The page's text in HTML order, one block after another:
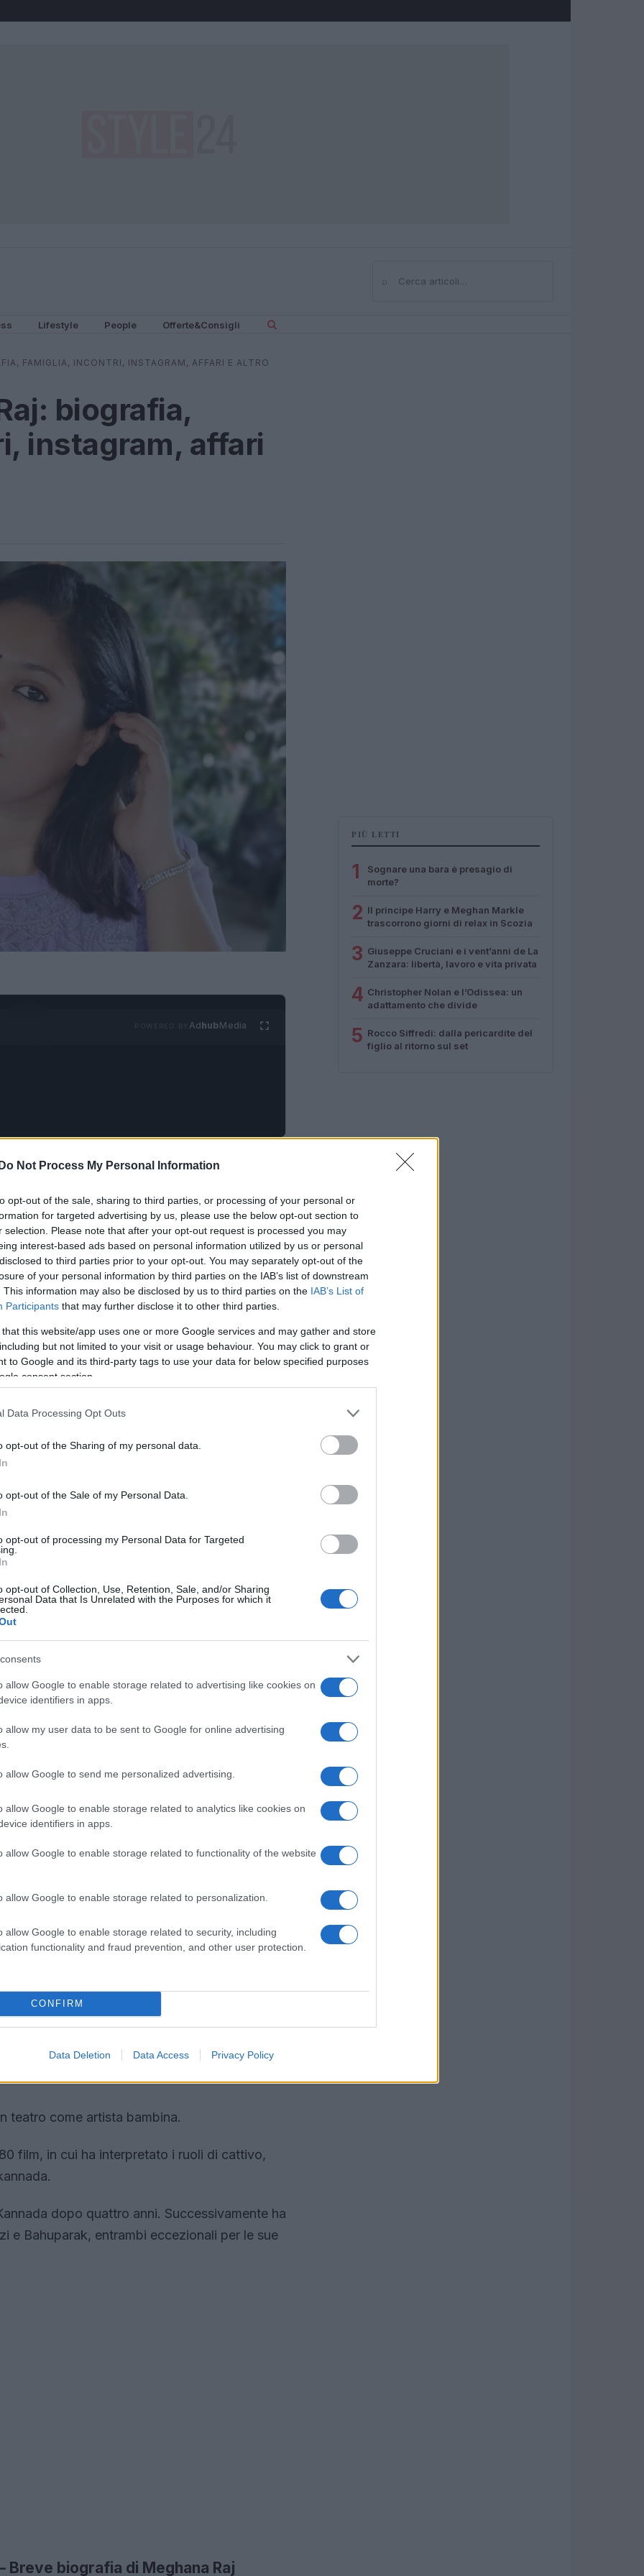
Do Not Process My Personal Information
opt-out of the sale, sharing to third parties, or processing of your personal or
for targeted advertising by us, please use the below opt-out section to
selection. Please note that after your opt-out request is processed you may
interest-based ads based on personal information utilized by us or personal
to third parties prior to your opt-out. You may separately opt-out of the
of your personal information by third parties on the IAB’s list of downstream
This information may also be disclosed by us to third parties on the IAB’s List of
Participants that may further disclose it to other third parties.
that this website/app uses one or more Google services and may gather and store
but not limited to your visit or usage behaviour. You may click to grant or
to Google and its third-party tags to use your data for below specified purposes
consent section.
Data Processing Opt Outs
opt-out of the Sharing of my personal data.
opt-out of the Sale of my Personal Data.
opt-out of processing my Personal Data for Targeted
opt-out of Collection, Use, Retention, Sale, and/or Sharing
Data that Is Unrelated with the Purposes for which it
allow Google to enable storage related to advertising like cookies on
identifiers in apps.
allow my user data to be sent to Google for online advertising
allow Google to send me personalized advertising.
allow Google to enable storage related to analytics like cookies on
identifiers in apps.
allow Google to enable storage related to functionality of the website
allow Google to enable storage related to personalization.
allow Google to enable storage related to security, including
functionality and fraud prevention, and other user protection.
CONFIRM
Data Deletion Data Access Privacy Policy
⌕Cerca
Lifestyle People Offerte&Consigli
FAMIGLIA, INCONTRI, INSTAGRAM, AFFARI E ALTRO
biografia,
instagram, affari
AdhubMedia
dell’età, del wiki e della biografia dell’
le foto di famiglia di Meghana Raj fino
alla vita personale e professionale
di Meghana Raj)
famiglia indù a Bangalore, Karnataka, India.
attore e sua madre si chiama Pramila Joshi
Sunder Raj.
la Baldwin Girls’ High School di Bangalore e
University di Bangalore.
indiana nota per il suo lavoro in film in
iniziato la sua carriera con il film telugu
Il film è stato un successo al botteghino.
teatro come artista bambina.
film, in cui ha interpretato i ruoli di cattivo,
dopo quattro anni. Successivamente ha
e Bahuparak, entrambi eccezionali per le sue
Breve biografia di Meghana Raj
PIÙ LETTI
1
Sognare una bara è presagio di
morte?
2 Il principe Harry e Meghan Markle
trascorrono giorni di relax in Scozia
3 Giuseppe Cruciani e i vent’anni de La
Zanzara: libertà, lavoro e vita privata
4 Christopher Nolan e l’Odissea: un
adattamento che divide
5 Rocco Siffredi: dalla pericardite del
figlio al ritorno sul set